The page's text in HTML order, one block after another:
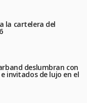
la cartelera del
deslumbran con
invitados de lujo en el